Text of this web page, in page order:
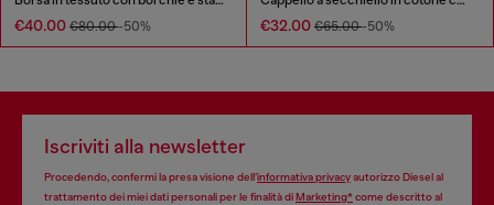
€40.00 €80.00-50% €32.00 €65.00-50%
Iscriviti alla newsletter
Procedendo, confermi la presa visione dell’informativa privacyautorizzo Diesel al
trattamento dei miei dati personali per le finalità diMarketing*come descritto al